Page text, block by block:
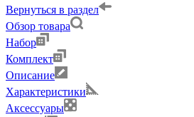
Вернуться в раздел
Обзор товара
Набор
Комплект
Описание
Характеристики
Аксессуары